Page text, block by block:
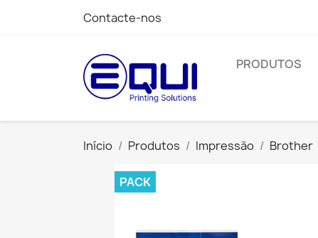
Contacte-nos
PRODUTOS
Início Produtos Impressão Brother
PACK